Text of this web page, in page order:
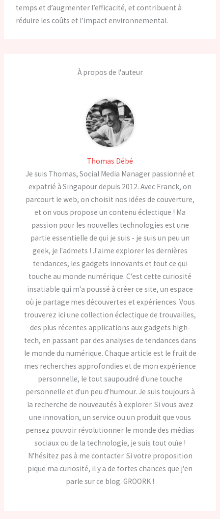
temps et d’augmenter l’efficacité, et contribuent à
réduire les coûts et l’impact environnemental.
À propos de l'auteur
Thomas Débé
Je suis Thomas, Social Media Manager passionné et
expatrié à Singapour depuis 2012. Avec Franck, on
parcourt le web, on choisit nos idées de couverture,
et on vous propose un contenu éclectique ! Ma
passion pour les nouvelles technologies est une
partie essentielle de qui je suis - je suis un peu un
geek, je l'admets ! J'aime explorer les dernières
tendances, les gadgets innovants et tout ce qui
touche au monde numérique. C'est cette curiosité
insatiable qui m'a poussé à créer ce site, un espace
où je partage mes découvertes et expériences. Vous
trouverez ici une collection éclectique de trouvailles,
des plus récentes applications aux gadgets high-
tech, en passant par des analyses de tendances dans
le monde du numérique. Chaque article est le fruit de
mes recherches approfondies et de mon expérience
personnelle, le tout saupoudré d'une touche
personnelle et d'un peu d'humour. Je suis toujours à
la recherche de nouveautés à explorer. Si vous avez
une innovation, un service ou un produit que vous
pensez pouvoir révolutionner le monde des médias
sociaux ou de la technologie, je suis tout ouïe !
N'hésitez pas à me contacter. Si votre proposition
pique ma curiosité, il y a de fortes chances que j'en
parle sur ce blog. GROORK !